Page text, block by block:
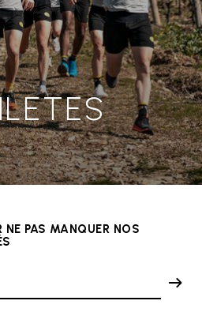
PAS MANQUER NOS